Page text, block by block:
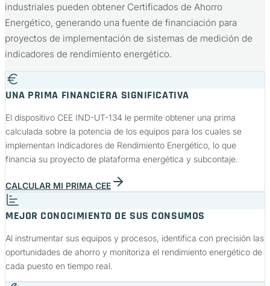
industriales pueden obtener Certificados de Ahorro
Energético, generando una fuente de financiación para
proyectos de implementación de sistemas de medición de
indicadores de rendimiento energético.
UNA PRIMA FINANCIERA SIGNIFICATIVA
El dispositivo CEE IND-UT-134 le permite obtener una prima
calculada sobre la potencia de los equipos para los cuales se
implementan Indicadores de Rendimiento Energético, lo que
financia su proyecto de plataforma energética y subcontaje.
CALCULAR MI PRIMA CEE
MEJOR CONOCIMIENTO DE SUS CONSUMOS
Al instrumentar sus equipos y procesos, identifica con precisión las
oportunidades de ahorro y monitoriza el rendimiento energético de
cada puesto en tiempo real.